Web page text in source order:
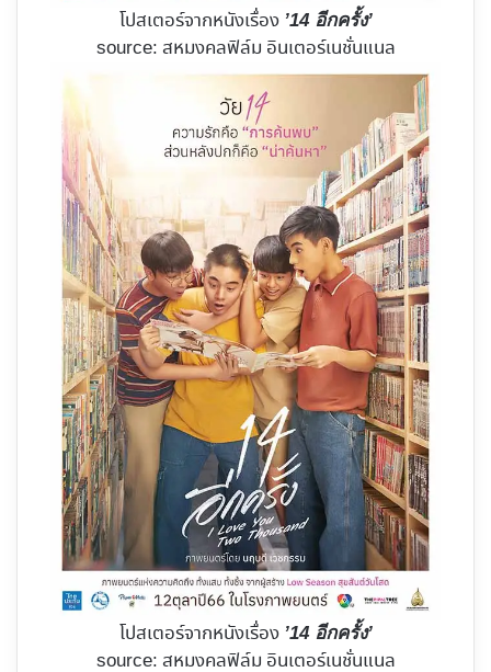
โปสเตอร์จากหนังเรื่อง ’14 อีกครั้ง’
source: สหมงคลฟิล์ม อินเตอร์เนชั่นแนล
โปสเตอร์จากหนังเรื่อง ’14 อีกครั้ง’
source: สหมงคลฟิล์ม อินเตอร์เนชั่นแนล